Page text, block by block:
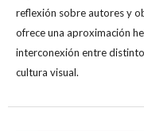
reflexión sobre autores y
ofrece una aproximación
interconexión entre
cultura visual.